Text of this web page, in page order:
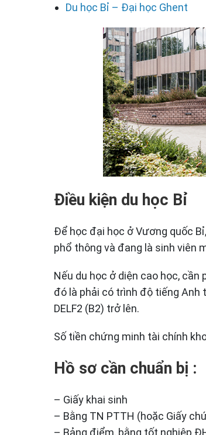
Du học Bỉ – Đại học Ghent
Điều kiện du học Bỉ
Để học đại học ở Vương quốc
phổ thông và đang là sinh viên
Nếu du học ở diện cao học,
đó là phải có trình độ tiếng Anh
DELF2 (B2) trở lên.
Số tiền chứng minh tài chính
Hồ sơ cần chuẩn bị :
– Giấy khai sinh
– Bằng TN PTTH (hoặc Giấy
– Bảng điểm, bằng tốt nghiệp